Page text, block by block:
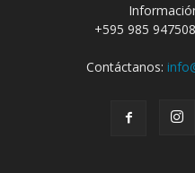
+595 985
Contáctanos: